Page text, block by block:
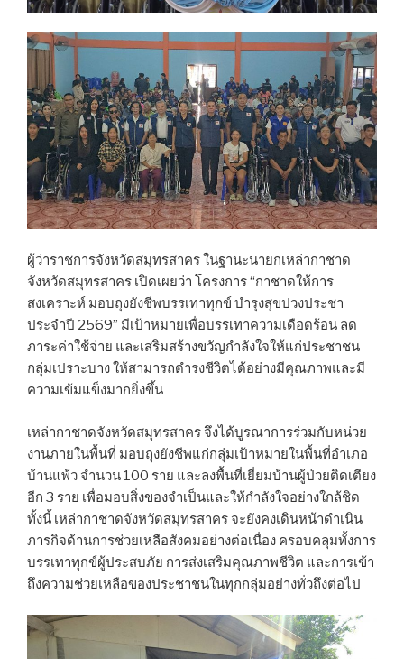
ผู้ว่าราชการจังหวัดสมุทรสาคร ในฐานะนายกเหล่ากาชาด
จังหวัดสมุทรสาคร เปิดเผยว่า โครงการ “กาชาดให้การ
สงเคราะห์ มอบถุงยังชีพบรรเทาทุกข์ บำรุงสุขปวงประชา
ประจำปี 2569” มีเป้าหมายเพื่อบรรเทาความเดือดร้อน ลด
ภาระค่าใช้จ่าย และเสริมสร้างขวัญกำลังใจให้แก่ประชาชน
กลุ่มเปราะบาง ให้สามารถดำรงชีวิตได้อย่างมีคุณภาพและมี
ความเข้มแข็งมากยิ่งขึ้น
เหล่ากาชาดจังหวัดสมุทรสาคร จึงได้บูรณาการร่วมกับหน่วย
งานภายในพื้นที่ มอบถุงยังชีพแก่กลุ่มเป้าหมายในพื้นที่อำเภอ
บ้านแพ้ว จำนวน 100 ราย และลงพื้นที่เยี่ยมบ้านผู้ป่วยติดเตียง
อีก 3 ราย เพื่อมอบสิ่งของจำเป็นและให้กำลังใจอย่างใกล้ชิด
ทั้งนี้ เหล่ากาชาดจังหวัดสมุทรสาคร จะยังคงเดินหน้าดำเนิน
ภารกิจด้านการช่วยเหลือสังคมอย่างต่อเนื่อง ครอบคลุมทั้งการ
บรรเทาทุกข์ผู้ประสบภัย การส่งเสริมคุณภาพชีวิต และการเข้า
ถึงความช่วยเหลือของประชาชนในทุกกลุ่มอย่างทั่วถึงต่อไป